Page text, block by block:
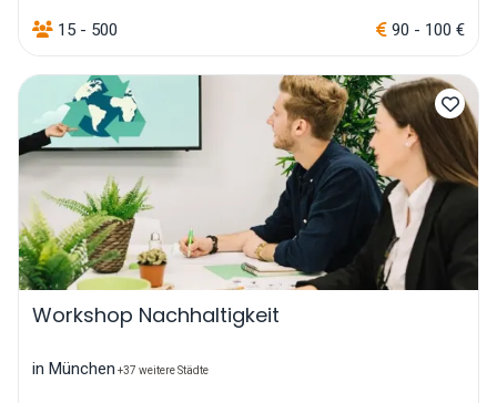
15 - 500 90 - 100 €
Workshop Nachhaltigkeit
in München +37 weitere Städte